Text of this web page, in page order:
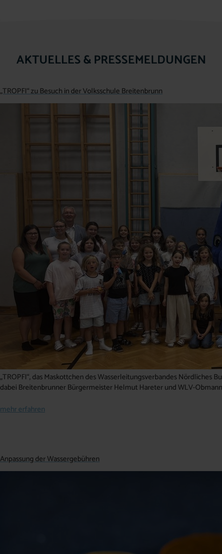
AKTUELLES & PRESSEMELDUNGEN
„TROPFI“ zu Besuch in der Volksschule Breitenbrunn
„TROPFI“, das Maskottchen des Wasserleitungsverbandes
dabei Breitenbrunner Bürgermeister Helmut Hareter und WLV-
mehr erfahren
Anpassung der Wassergebühren